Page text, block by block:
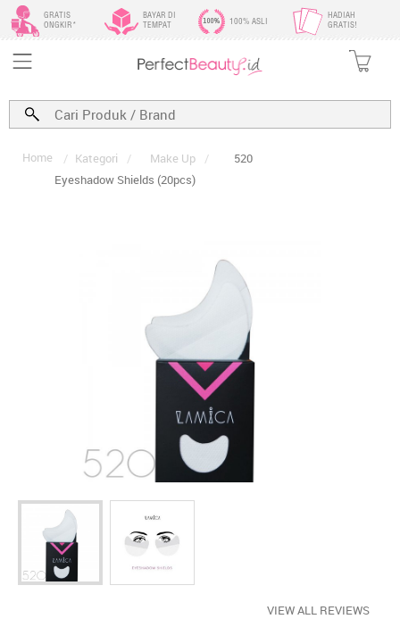
GRATIS
ONGKIR*
BAYAR DI
TEMPAT
100% ASLI
HADIAH
GRATIS!
Home / Kategori / Make Up /
520
Eyeshadow Shields (20pcs)
VIEW ALL REVIEWS